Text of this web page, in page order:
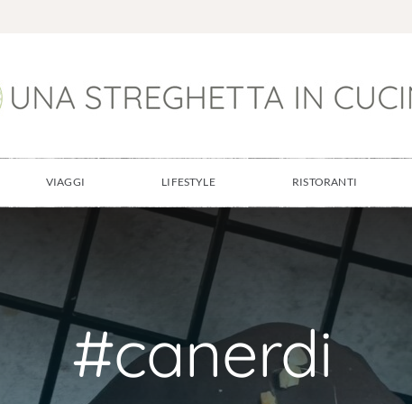
VIAGGI LIFESTYLE RISTORANTI
#canerdi